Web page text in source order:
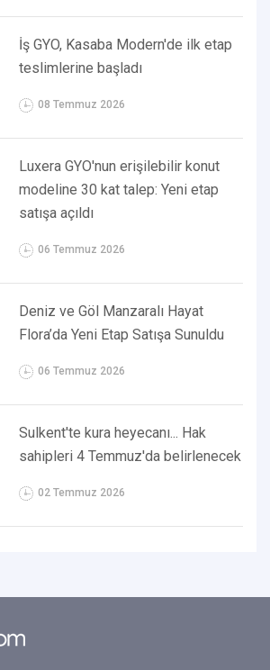
İş GYO, Kasaba Modern'de ilk etap
teslimlerine başladı
08 Temmuz 2026
Luxera GYO'nun erişilebilir konut
modeline 30 kat talep: Yeni etap
satışa açıldı
06 Temmuz 2026
Deniz ve Göl Manzaralı Hayat
Flora’da Yeni Etap Satışa Sunuldu
06 Temmuz 2026
Sulkent'te kura heyecanı... Hak
sahipleri 4 Temmuz'da belirlenecek
02 Temmuz 2026